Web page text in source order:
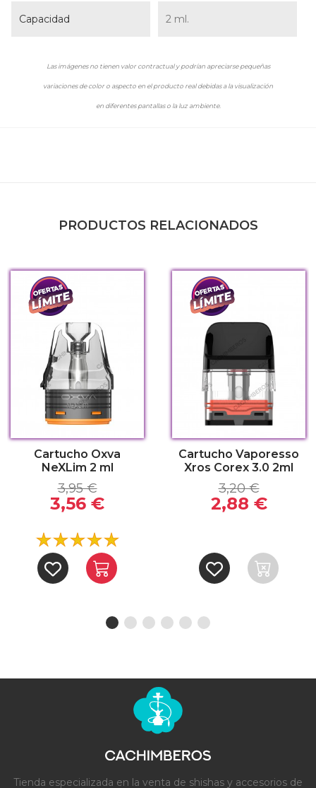
Capacidad 2 ml.
Las imágenes no tienen valor contractual y podrían apreciarse pequeñas
variaciones de color o aspecto en el producto real debidas a la visualización
en diferentes pantallas o la luz ambiente.
PRODUCTOS RELACIONADOS
Cartucho Oxva
NeXLim 2 ml
3,95 €
3,56 €
Cartucho Vaporesso
Xros Corex 3.0 2ml
3,20 €
2,88 €
Tienda especializada en la venta de shishas y accesorios de